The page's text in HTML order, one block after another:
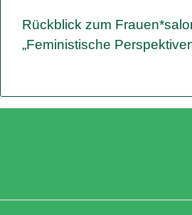
Rückblick zum
„Feministische